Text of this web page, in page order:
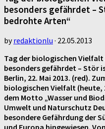
besonders gefährdet –
bedrohte Arten“
byredaktionlu · 22.05.2013
Tag der biologischen Vielfalt
besonders gefährdet – Stör
Berlin, 22. Mai 2013. (red).
biologischen Vielfalt (heute,
dem Motto „Wasser und
Umwelt und Naturschutz
besondere Gefährdung der